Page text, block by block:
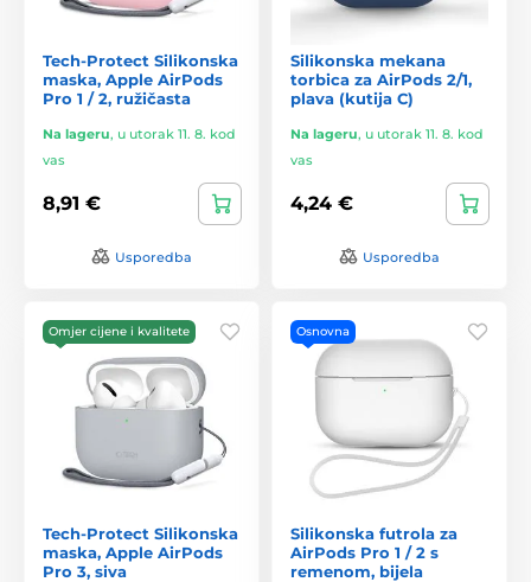
Tech-Protect Silikonska
maska, Apple AirPods
Pro 1 / 2, ružičasta
Na lageru, u utorak 11. 8. kod
vas
8,91 €
Usporedba
Silikonska mekana
torbica za AirPods 2/1,
plava (kutija C)
Na lageru, u utorak 11. 8. kod
vas
4,24 €
Usporedba
Omjer cijene i kvalitete
Tech-Protect Silikonska
maska, Apple AirPods
Pro 3, siva
Osnovna
Silikonska futrola za
AirPods Pro 1 / 2 s
remenom, bijela